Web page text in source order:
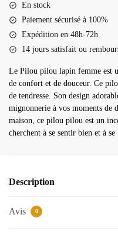
femme
En stock
Paiement sécurisé à 100%
Expédition en 48h-72h
14 jours satisfait ou
Le Pilou pilou lapin femme est
de confort et de douceur. Ce
de tendresse. Son design
mignonnerie à vos moments de
maison, ce pilou pilou est un
cherchent à se sentir bien et à
Description
Avis 0